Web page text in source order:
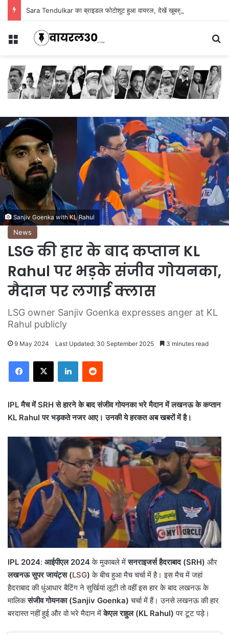
Sara Tendulkar का ब्राइडल फोटोशूट हुआ वायरल, देखें खूबसूरत तस्वीरें
Menu
Sanjiv Goenka with KL Rahul
News
LSG की हार के बाद कप्तान KL
Rahul पर भड़के संजीव गोयनका,
मैदान पर लगाई क्लास
LSG owner Sanjiv Goenka expresses anger at KL
Rahul publicly
9 May 2024 Last Updated: 30 September 2025 3 minutes read
LinkedInReddit
IPL मैच में SRH से हारने के बाद संजीव गोयनका भरे मैदान में लखनऊ के कप्तान
KL Rahul पर भड़कते नजर आए। उनकी ये हरकत अब खबरों में है।
IPL 2024: आईपीएल 2024के मुकाबले मेंसनराइजर्स हैदराबाद (SRH) और
लखनऊ सुपर जायंट्स (LSG)के बीच हुआ मैच चर्चा में है। इस मैच में जहां
हैदराबाद की धुंआधार बैटिंग ने सुर्खियां लूटी तो वहीं इस हार के बाद लखनऊ के
मालिकसंजीव गोयनका (Sanjiv Goenka)चर्चा में हैं। उनसे लखनऊ की हार
बरदास्त नहीं हुई और वो भरे मैदान मेंकेएल राहुल (KL Rahul) पर टूट पड़े।